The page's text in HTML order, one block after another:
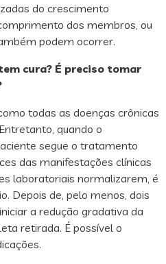
do crescimento
dos membros, ou
podem ocorrer.
cura? É preciso tomar
todas as doenças crônicas
quando o
segue o tratamento
das manifestações clínicas
laboratoriais normalizarem, é
Depois de, pelo menos, dois
a redução gradativa da
retirada. É possível o